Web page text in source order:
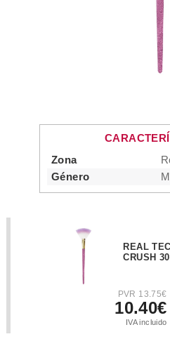
Zona
Género
REAL
CRUSH
PVR 13.75€
10.40€
IVA incluido